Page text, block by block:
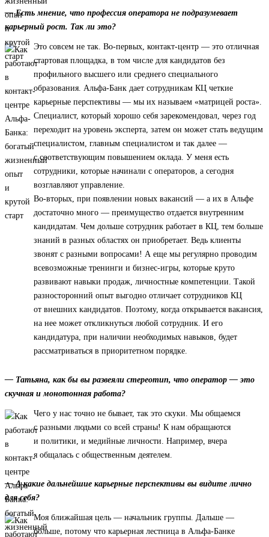
— Есть мнение, что профессия оператора не подразумевает
карьерный рост. Так ли это?
Это совсем не так. Во-первых, контакт-центр — это отличная
стартовая площадка, в том числе для кандидатов без
профильного высшего или среднего специального
образования. Альфа-Банк дает сотрудникам КЦ четкие
карьерные перспективы — мы их называем «матрицей роста».
Специалист, который хорошо себя зарекомендовал, через год
переходит на уровень эксперта, затем он может стать ведущим
специалистом, главным специалистом и так далее —
с соответствующим повышением оклада. У меня есть
сотрудники, которые начинали с операторов, а сегодня
возглавляют управление.
Во-вторых, при появлении новых вакансий — а их в Альфе
достаточно много — преимущество отдается внутренним
кандидатам. Чем дольше сотрудник работает в КЦ, тем больше
знаний в разных областях он приобретает. Ведь клиенты
звонят с разными вопросами! А еще мы регулярно проводим
всевозможные тренинги и бизнес-игры, которые круто
развивают навыки продаж, личностные компетенции. Такой
разносторонний опыт выгодно отличает сотрудников КЦ
от внешних кандидатов. Поэтому, когда открывается вакансия,
на нее может откликнуться любой сотрудник. И его
кандидатура, при наличии необходимых навыков, будет
рассматриваться в приоритетном порядке.
— Татьяна, как бы вы развеяли стереотип, что оператор — это
скучная и монотонная работа?
Чего у нас точно не бывает, так это скуки. Мы общаемся
с разными людьми со всей страны! К нам обращаются
и политики, и медийные личности. Например, вчера
я общалась с общественным деятелем.
— А какие дальнейшие карьерные перспективы вы видите лично
для себя?
Моя ближайшая цель — начальник группы. Дальше —
больше, потому что карьерная лестница в Альфа-Банке